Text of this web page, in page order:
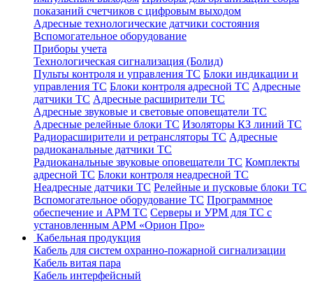
показаний счетчиков с цифровым выходом
Адресные технологические датчики состояния
Вспомогательное оборудование
Приборы учета
Технологическая сигнализация (Болид)
Пульты контроля и управления ТС Блоки индикации и
управления ТС Блоки контроля адресной ТС Адресные
датчики ТС Адресные расширители ТС
Адресные звуковые и световые оповещатели ТС
Адресные релейные блоки ТС Изоляторы КЗ линий ТС
Радиорасширители и ретрансляторы ТС Адресные
радиоканальные датчики ТС
Радиоканальные звуковые оповещатели ТС Комплекты
адресной ТС Блоки контроля неадресной ТС
Неадресные датчики ТС Релейные и пусковые блоки ТС
Вспомогательное оборудование ТС Программное
обеспечение и АРМ ТС Серверы и УРМ для ТС с
установленным АРМ «Орион Про»
Кабельная продукция
Кабель для систем охранно-пожарной сигнализации
Кабель витая пара
Кабель интерфейсный